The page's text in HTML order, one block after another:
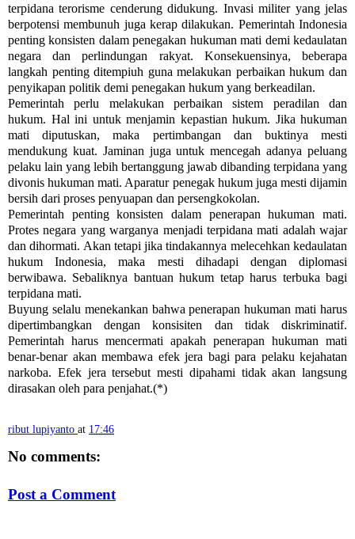
terpidana terorisme cenderung didukung. Invasi militer yang jelas
berpotensi membunuh juga kerap dilakukan. Pemerintah Indonesia
penting konsisten dalam penegakan hukuman mati demi kedaulatan
negara dan perlindungan rakyat. Konsekuensinya, beberapa
langkah penting ditempiuh guna melakukan perbaikan hukum dan
penyikapan politik demi penegakan hukum yang berkeadilan.
Pemerintah perlu melakukan perbaikan sistem peradilan dan
hukum. Hal ini untuk menjamin kepastian hukum. Jika hukuman
mati diputuskan, maka pertimbangan dan buktinya mesti
mendukung kuat. Jaminan juga untuk mencegah adanya peluang
pelaku lain yang lebih bertanggung jawab dibanding terpidana yang
divonis hukuman mati. Aparatur penegak hukum juga mesti dijamin
bersih dari proses penyuapan dan persengkokolan.
Pemerintah penting konsisten dalam penerapan hukuman mati.
Protes negara yang warganya menjadi terpidana mati adalah wajar
dan dihormati. Akan tetapi jika tindakannya melecehkan kedaulatan
hukum Indonesia, maka mesti dihadapi dengan diplomasi
berwibawa. Sebaliknya bantuan hukum tetap harus terbuka bagi
terpidana mati.
Buyung selalu menekankan bahwa penerapan hukuman mati harus
dipertimbangkan dengan konsisiten dan tidak diskriminatif.
Pemerintah harus mencermati apakah penerapan hukuman mati
benar-benar akan membawa efek jera bagi para pelaku kejahatan
narkoba. Efek jera tersebut mesti dipahami tidak akan langsung
dirasakan oleh para penjahat.(*)
ribut lupiyanto at 17:46
No comments:
Post a Comment